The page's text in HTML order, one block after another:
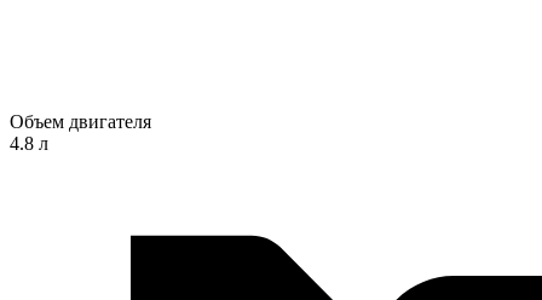
Объем двигателя
4.8 л